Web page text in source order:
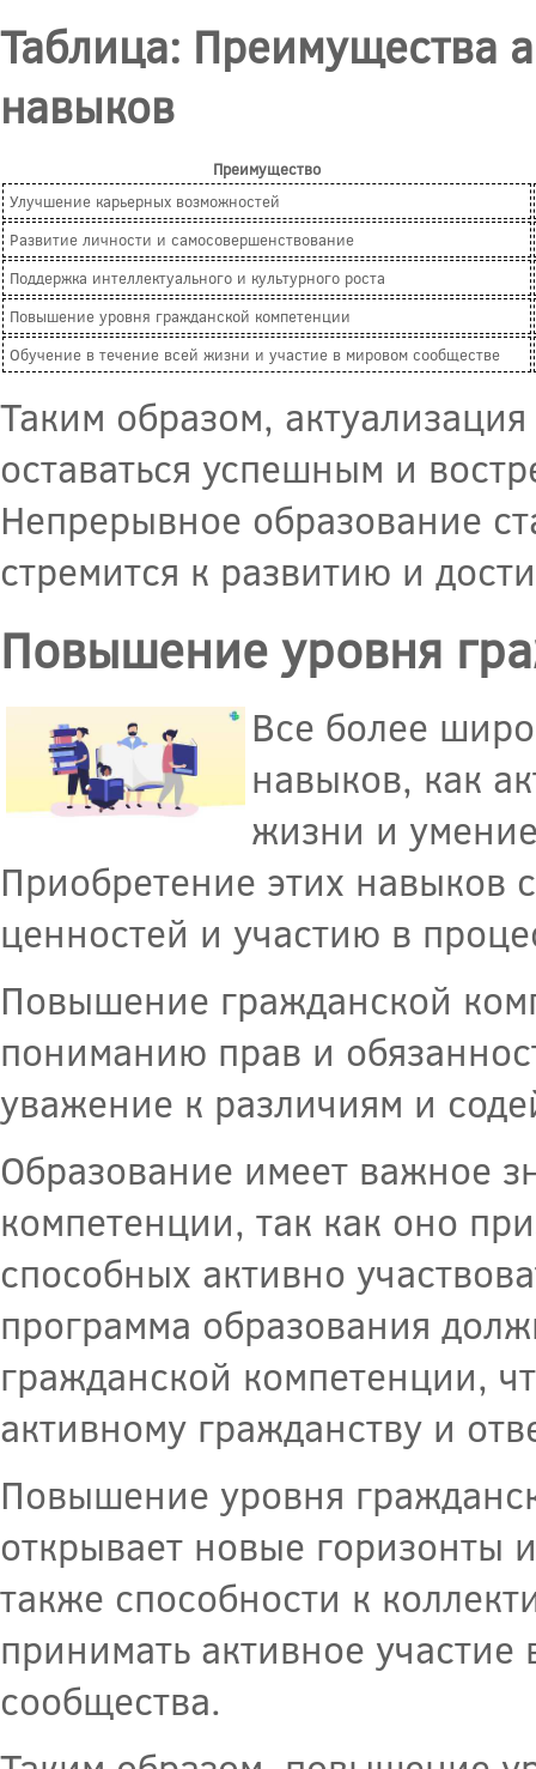
Таблица: Преимущества
навыков
Преимущество
Улучшение карьерных возможностей
Развитие личности и самосовершенствование
Поддержка интеллектуального и культурного роста
Повышение уровня гражданской компетенции
Обучение в течение всей жизни и участие в мировом сообществе
Таким образом,
оставаться успешным и
Непрерывное образование
стремится к развитию и
Повышение уровня
Все более
навыков, как
жизни и
Приобретение этих навыков
ценностей и участию в
Повышение гражданской
пониманию прав и
уважение к различиям и
Образование имеет важное
компетенции, так как оно
способных активно
программа образования
гражданской компетенции,
активному гражданству и
Повышение уровня
открывает новые горизонты
также способности к
принимать активное
сообщества.